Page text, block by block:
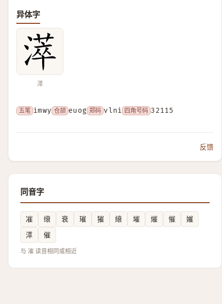
异体字
㵏
五笔 imwy 仓颉 euog 郑码 vlni 四角号码 32115
反馈
同音字
凗 缞 衰 璀 獕 縗 墔 熣 慛
㜠
㵏
催
与 漼 读音相同或相近